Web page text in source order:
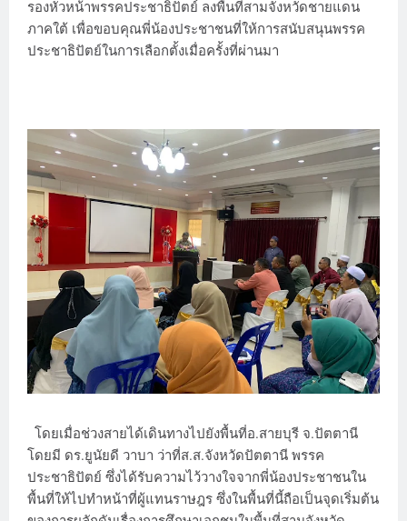
รองหัวหน้าพรรคประชาธิปัตย์ ลงพื้นที่สามจังหวัดชายแดน
ภาคใต้ เพื่อขอบคุณพี่น้องประชาชนที่ให้การสนับสนุนพรรค
ประชาธิปัตย์ในการเลือกตั้งเมื่อครั้งที่ผ่านมา
โดยเมื่อช่วงสายได้เดินทางไปยังพื้นที่อ.สายบุรี จ.ปัตตานี
โดยมี ดร.ยูนัยดี วาบา ว่าที่ส.ส.จังหวัดปัตตานี พรรค
ประชาธิปัตย์ ซึ่งได้รับความไว้วางใจจากพี่น้องประชาชนใน
พื้นที่ให้ไปทำหน้าที่ผู้แทนราษฎร ซึ่งในพื้นที่นี้ถือเป็นจุดเริ่มต้น